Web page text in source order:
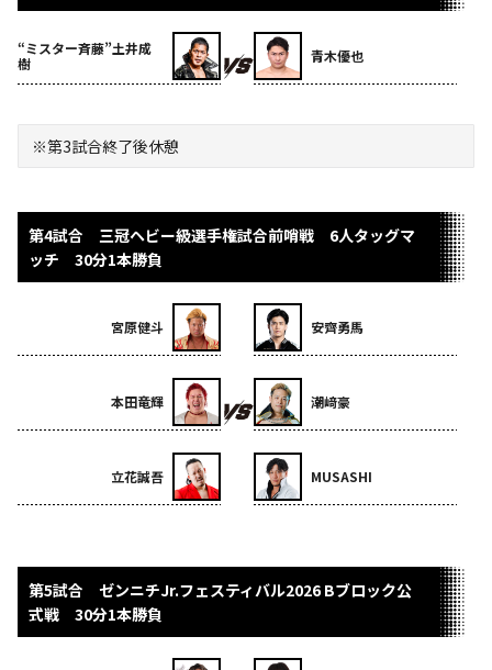
“ミスター斉藤”土井成
樹
青木優也
※第3試合終了後休憩
第4試合 三冠ヘビー級選手権試合前哨戦 6人タッグマ
ッチ 30分1本勝負
宮原健斗
本田竜輝
立花誠吾
安齊勇馬
潮﨑豪
MUSASHI
第5試合 ゼンニチJr.フェスティバル2026 Bブロック公
式戦 30分1本勝負